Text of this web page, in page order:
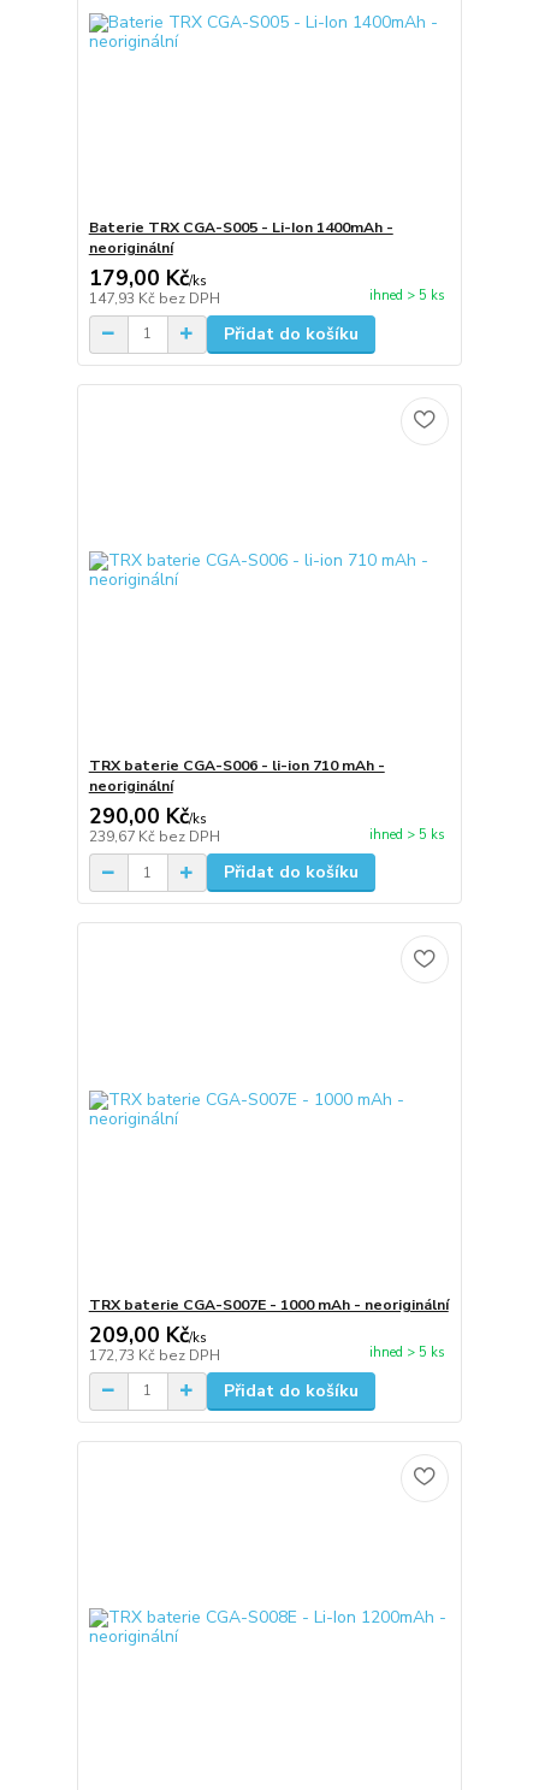
Baterie TRX CGA-S005 - Li-Ion 1400mAh -
neoriginální
179,00 Kč/ks
147,93 Kč bez DPH ihned > 5 ks
Přidat do košíku
TRX baterie CGA-S006 - li-ion 710 mAh -
neoriginální
290,00 Kč/ks
239,67 Kč bez DPH ihned > 5 ks
Přidat do košíku
TRX baterie CGA-S007E - 1000 mAh - neoriginální
209,00 Kč/ks
172,73 Kč bez DPH ihned > 5 ks
Přidat do košíku